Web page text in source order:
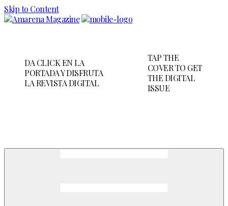
Skip to Content
DA CLICK EN LA
PORTADA Y DISFRUTA
LA REVISTA DIGITAL
TAP THE
COVER TO GET
THE DIGITAL
ISSUE